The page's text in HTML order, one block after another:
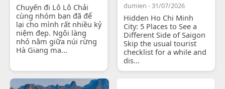
Chuyến đi Lô Lô Chải
cùng nhóm bạn đã để
lại cho mình rất nhiều kỷ
niệm đẹp. Ngôi làng
nhỏ nằm giữa núi rừng
Hà Giang ma...
dumien - 31/07/2026
Hidden Ho Chi Minh
City: 5 Places to See a
Different Side of Saigon
Skip the usual tourist
checklist for a while and
dis...